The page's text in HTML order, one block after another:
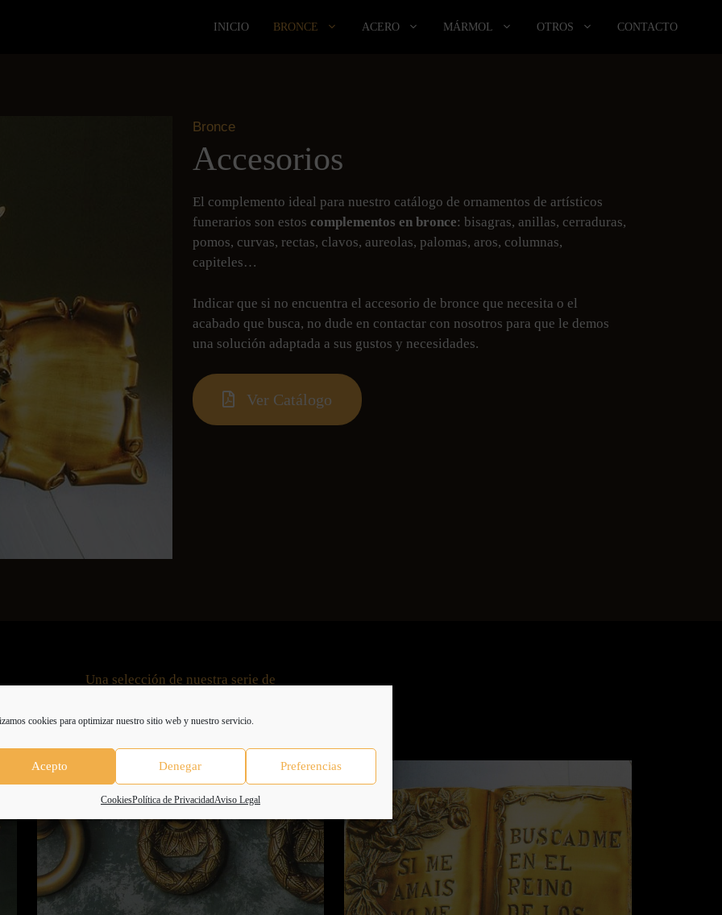
cookies para optimizar nuestro sitio web y nuestro servicio.
Acepto Denegar Preferencias
CookiesPolítica de PrivacidadAviso Legal
INICIO BRONCE ACERO MÁRMOL OTROS CONTACTO
Bronce
Accesorios
El complemento ideal para nuestro catálogo de ornamentos de artísticos
funerarios son estos complementos en bronce: bisagras, anillas, cerraduras,
pomos, curvas, rectas, clavos, aureolas, palomas, aros, columnas,
capiteles…
Indicar que si no encuentra el accesorio de bronce que necesita o el
acabado que busca, no dude en contactar con nosotros para que le demos
una solución adaptada a sus gustos y necesidades.
Ver Catálogo
Una selección de nuestra serie de
Accesorios